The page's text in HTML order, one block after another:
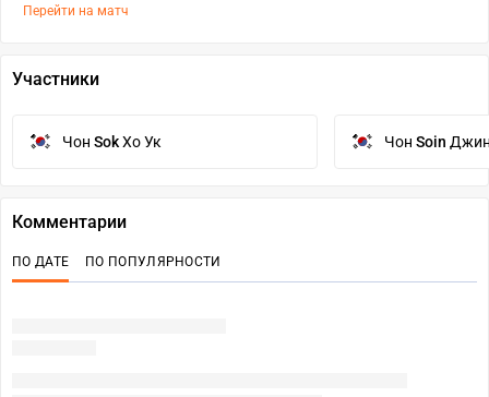
Перейти на матч
Участники
Чон SokХо Ук Чон Soin
Комментарии
ПО ДАТЕ ПО ПОПУЛЯРНОСТИ